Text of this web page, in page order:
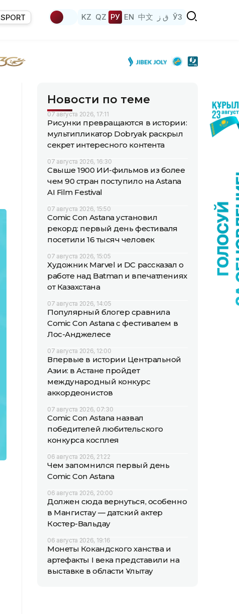
SPORT KZ QZ РУ EN 中文 ق ز ЎЗ
Новости по теме
07 августа 2026, 17:11
Рисунки превращаются в истории:
мультипликатор Dobryak раскрыл
секрет интересного контента
07 августа 2026, 16:30
Свыше 1900 ИИ-фильмов из более
чем 90 стран поступило на Astana
AI Film Festival
07 августа 2026, 15:50
Comic Con Astana установил
рекорд: первый день фестиваля
посетили 16 тысяч человек
07 августа 2026, 15:05
Художник Marvel и DC рассказал о
работе над Batman и впечатлениях
от Казахстана
07 августа 2026, 14:05
Популярный блогер сравнила
Comic Con Astana с фестивалем в
Лос-Анджелесе
07 августа 2026, 12:00
Впервые в истории Центральной
Азии: в Астане пройдет
международный конкурс
аккордеонистов
07 августа 2026, 07:30
Comic Con Astana назвал
победителей любительского
конкурса косплея
06 августа 2026, 21:22
Чем запомнился первый день
Comic Con Astana
06 августа 2026, 20:00
Должен сюда вернуться, особенно
в Мангистау — датский актер
Костер-Вальдау
06 августа 2026, 19:16
Монеты Кокандского ханства и
артефакты I века представили на
выставке в области Ұлытау